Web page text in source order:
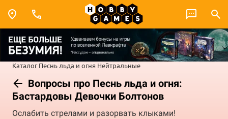
Каталог Песнь льда и огня Нейтральные
Вопросы про Песнь льда и огня:
Бастардовы Девочки Болтонов
Ослабить стрелами и разорвать клыками!